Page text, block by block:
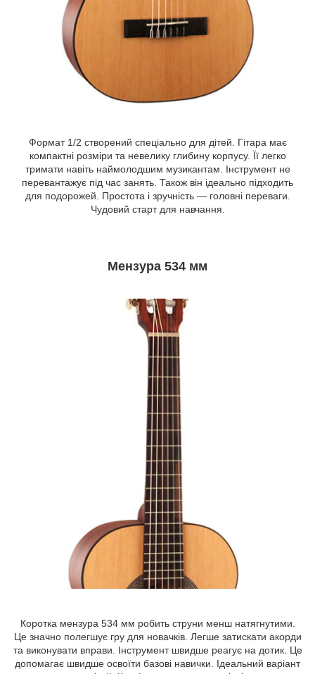
Формат 1/2 створений спеціально для дітей. Гітара має
компактні розміри та невелику глибину корпусу. Її легко
тримати навіть наймолодшим музикантам. Інструмент не
перевантажує під час занять. Також він ідеально підходить
для подорожей. Простота і зручність — головні переваги.
Чудовий старт для навчання.
Мензура 534 мм
Коротка мензура 534 мм робить струни менш натягнутими.
Це значно полегшує гру для новачків. Легше затискати акорди
та виконувати вправи. Інструмент швидше реагує на дотик. Це
допомагає швидше освоїти базові навички. Ідеальний варіант